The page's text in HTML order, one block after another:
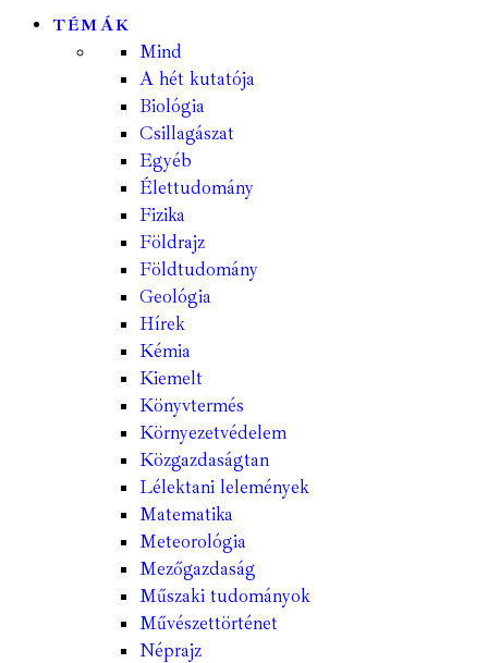
TÉMÁK
Mind
A hét kutatója
Biológia
Csillagászat
Egyéb
Élettudomány
Fizika
Földrajz
Földtudomány
Geológia
Hírek
Kémia
Kiemelt
Könyvtermés
Környezetvédelem
Közgazdaságtan
Lélektani lelemények
Matematika
Meteorológia
Mezőgazdaság
Műszaki tudományok
Művészettörténet
Néprajz